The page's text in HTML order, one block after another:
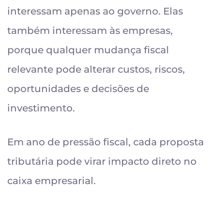
interessam apenas ao governo. Elas
também interessam às empresas,
porque qualquer mudança fiscal
relevante pode alterar custos, riscos,
oportunidades e decisões de
investimento.
Em ano de pressão fiscal, cada proposta
tributária pode virar impacto direto no
caixa empresarial.